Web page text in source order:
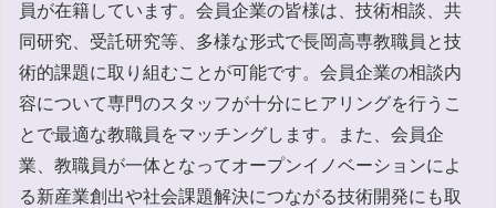
員が在籍しています。会員企業の皆様は、技術相談、共
同研究、受託研究等、多様な形式で長岡高専教職員と技
術的課題に取り組むことが可能です。会員企業の相談内
容について専門のスタッフが十分にヒアリングを行うこ
とで最適な教職員をマッチングします。また、会員企
業、教職員が一体となってオープンイノベーションによ
る新産業創出や社会課題解決につながる技術開発にも取